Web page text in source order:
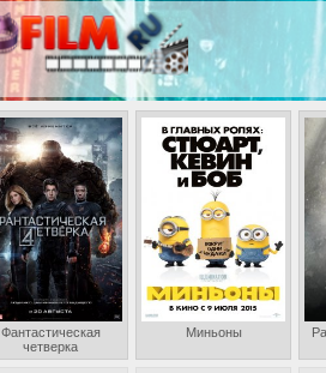
Фантастическая
четверка
Миньоны